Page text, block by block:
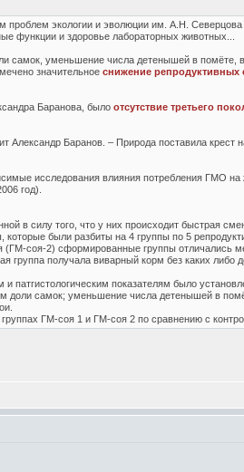
проблем экологии и эволюции им. А.Н.
функции и здоровье лабораторных животных...
самок, уменьшение числа детенышей в помёте,
значительное снижение репродуктивных
Баранова, было отсутствие третьего
Александр Баранов. – Природа поставила крест
исследования влияния потребления ГМО на
год).
в силу того, что у них происходит быстрая
были разбиты на 4 группы по 5
(ГМ-соя-2) сформированные группы отличались
получала виварный корм без каких либо
патгистологическим показателям было
доли самок; уменьшение числа детенышей в
ГМ-соя 1 и ГМ-соя 2 по сравнению с